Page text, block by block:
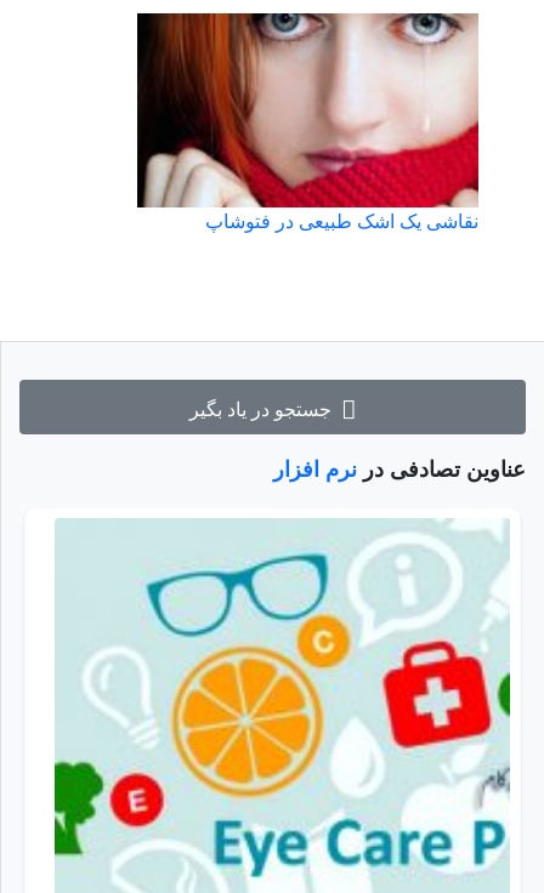
جستجو در یاد بگیر
عناوین تصادفی در نرم افزار
نقاشی یک اشک طبیعی در فتوشاپ